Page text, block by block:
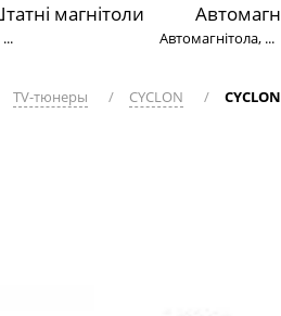
магнітоли
Автомагнітола, ...
TV-тюнеры / CYCLON /